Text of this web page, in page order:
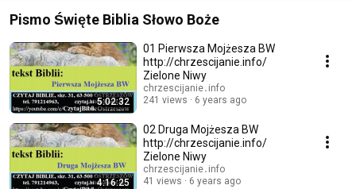
Pismo Święte Biblia Słowo Boże
5:02:32
01 Pierwsza Mojżesza BW
http://chrzescijanie.info/
Zielone Niwy
chrzescijanie․info
241 views
6 years ago
4:16:25
02 Druga Mojżesza BW
http://chrzescijanie.info/
Zielone Niwy
chrzescijanie․info
41 views
6 years ago